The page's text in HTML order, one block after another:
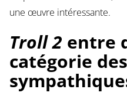
une œuvre intéressante.
Troll 2 entre
catégorie